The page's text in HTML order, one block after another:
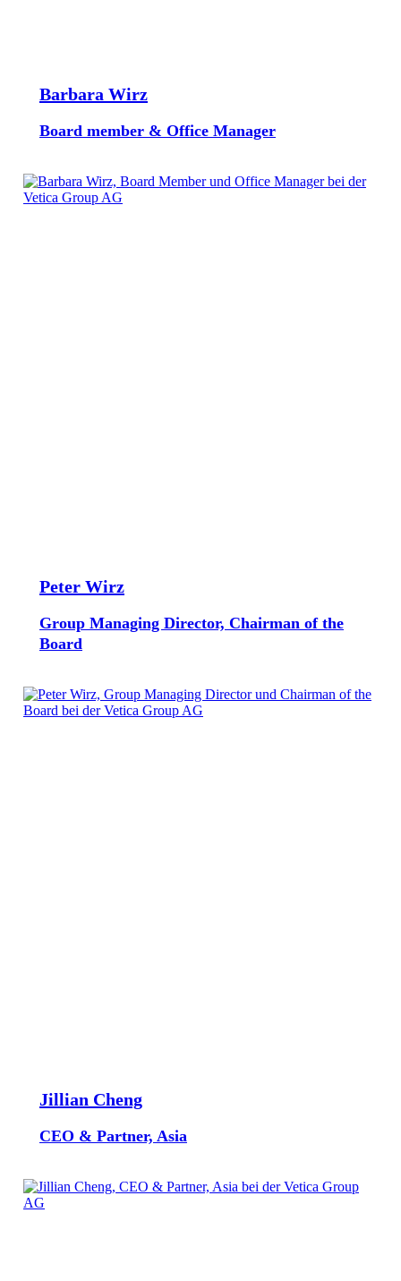
Barbara Wirz
Board member & Office Manager
Peter Wirz
Group Managing Director, Chairman of the
Board
Jillian Cheng
CEO & Partner, Asia